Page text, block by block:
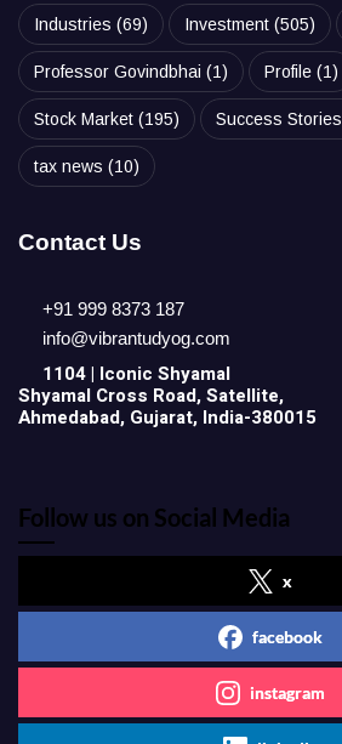
Industries (69) Investment (505)
Professor Govindbhai (1) Profile (1)
Stock Market (195) Success Stories
tax news (10)
Contact Us
+91 999 8373 187
info@vibrantudyog.com
1104 | Iconic Shyamal
Shyamal Cross Road, Satellite,
Ahmedabad, Gujarat, India-380015
Follow us on Social Media
x
facebook
instagram